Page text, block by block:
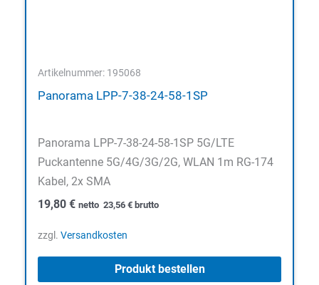
Artikelnummer: 195068
Panorama LPP-7-38-24-58-1SP
Panorama LPP-7-38-24-58-1SP 5G/LTE
Puckantenne 5G/4G/3G/2G, WLAN 1m RG-174
Kabel, 2x SMA
19,80 € netto 23,56 € brutto
zzgl. Versandkosten
Produkt bestellen